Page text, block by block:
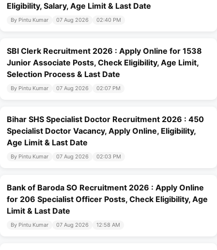
Eligibility, Salary, Age Limit & Last Date
By Pintu Kumar 07 Aug 2026 02:40 PM
SBI Clerk Recruitment 2026 : Apply Online for 1538
Junior Associate Posts, Check Eligibility, Age Limit,
Selection Process & Last Date
By Pintu Kumar 07 Aug 2026 02:07 PM
Bihar SHS Specialist Doctor Recruitment 2026 : 450
Specialist Doctor Vacancy, Apply Online, Eligibility,
Age Limit & Last Date
By Pintu Kumar 07 Aug 2026 02:03 PM
Bank of Baroda SO Recruitment 2026 : Apply Online
for 206 Specialist Officer Posts, Check Eligibility, Age
Limit & Last Date
By Pintu Kumar 07 Aug 2026 12:58 AM